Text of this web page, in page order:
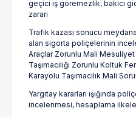
geçici iş göremezlik, bakıcı
zararı
Trafik kazası sonucu
alan sigorta poliçelerinin
Araçlar Zorunlu Mali Mesuliyet
Taşımacılığı Zorunlu Koltuk
Karayolu Taşımacılık Mali
Yargıtay kararları ışığında
incelenmesi, hesaplama